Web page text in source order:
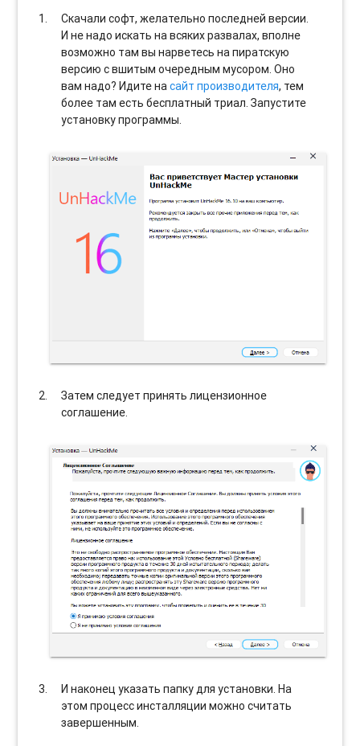
Скачали софт, желательно последней версии.
И не надо искать на всяких развалах, вполне
возможно там вы нарветесь на пиратскую
версию с вшитым очередным мусором. Оно
вам надо? Идите насайт производителя, тем
более там есть бесплатный триал. Запустите
установку программы.
Затем следует принять лицензионное
соглашение.
И наконец указать папку для установки. На
этом процесс инсталляции можно считать
завершенным.